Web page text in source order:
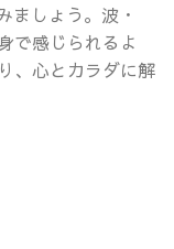
ましょう。波・
で感じられるよ
、心とカラダに解